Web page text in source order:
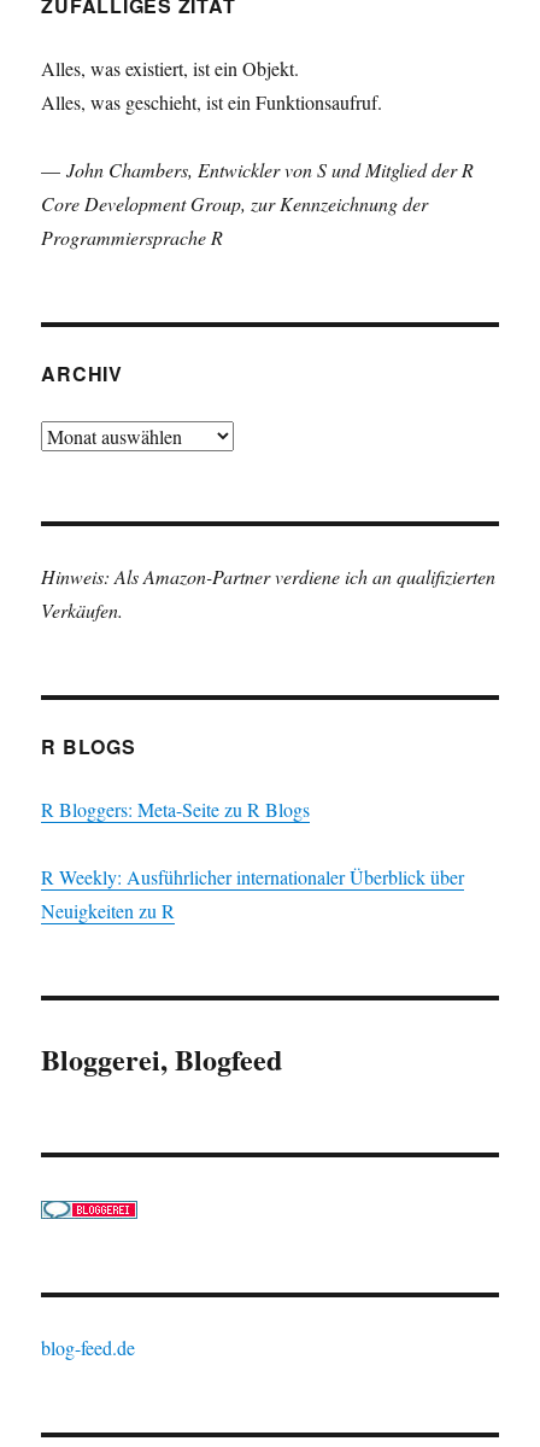
Alles, was existiert, ist ein Objekt.
Alles, was geschieht, ist ein Funktionsaufruf.
—John Chambers, Entwickler von S und Mitglied der R
Core Development Group, zur Kennzeichnung der
Programmiersprache R
ARCHIV
Archiv
Hinweis: Als Amazon-Partner verdiene ich an qualifizierten
Verkäufen.
R BLOGS
R Bloggers: Meta-Seite zu R Blogs
R Weekly: Ausführlicher internationaler Überblick über
Neuigkeiten zu R
Bloggerei, Blogfeed
blog-feed.de